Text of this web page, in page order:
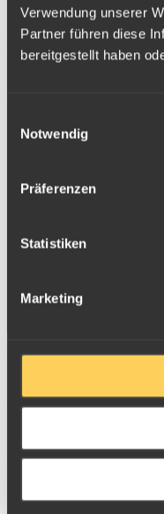
Verwendung unserer
Partner führen diese
bereitgestellt haben
Notwendig
Präferenzen
Statistiken
Marketing
sofort lieferbar
Gewicht